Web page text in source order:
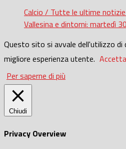
Calcio / Tutte le ultime
Vallesina e dintorni: martedì
Questo sito si avvale dell'utilizzo di
migliore esperienza utente. Accetta
Per saperne di più
Chiudi
Privacy Overview